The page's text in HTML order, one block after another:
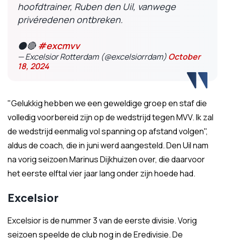
hoofdtrainer, Ruben den Uil, vanwege
privéredenen ontbreken.
⚫🔴 #excmvv
— Excelsior Rotterdam (@excelsiorrdam)October
18, 2024
"Gelukkig hebben we een geweldige groep en staf die
volledig voorbereid zijn op de wedstrijd tegen MVV. Ik zal
de wedstrijd eenmalig vol spanning op afstand volgen",
aldus de coach, die in juni werd aangesteld. Den Uil nam
na vorig seizoen Marinus Dijkhuizen over, die daarvoor
het eerste elftal vier jaar lang onder zijn hoede had.
Excelsior
Excelsior is de nummer 3 van de eerste divisie. Vorig
seizoen speelde de club nog in de Eredivisie. De